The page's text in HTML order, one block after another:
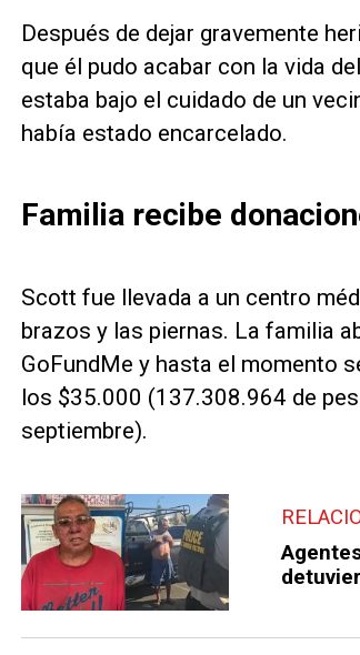
Después de dejar gravemente
que él pudo acabar con la vida
estaba bajo el cuidado de un
había estado encarcelado.
Familia recibe
Scott fue llevada a un centro
brazos y las piernas. La familia
GoFundMe y hasta el momento
los $35.000 (137.308.964 de
septiembre).